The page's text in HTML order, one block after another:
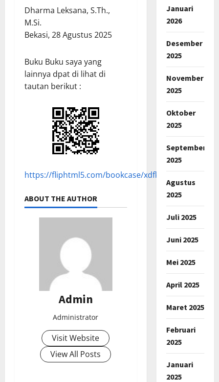
Dharma Leksana, S.Th.,
M.Si.
Bekasi, 28 Agustus 2025
Buku Buku saya yang
lainnya dpat di lihat di
tautan berikut :
https://fliphtml5.com/bookcase/xdfkj
ABOUT THE AUTHOR
Admin
Administrator
Visit Website
View All Posts
Januari
2026
Desember
2025
November
2025
Oktober
2025
September
2025
Agustus
2025
Juli 2025
Juni 2025
Mei 2025
April 2025
Maret 2025
Februari
2025
Januari
2025